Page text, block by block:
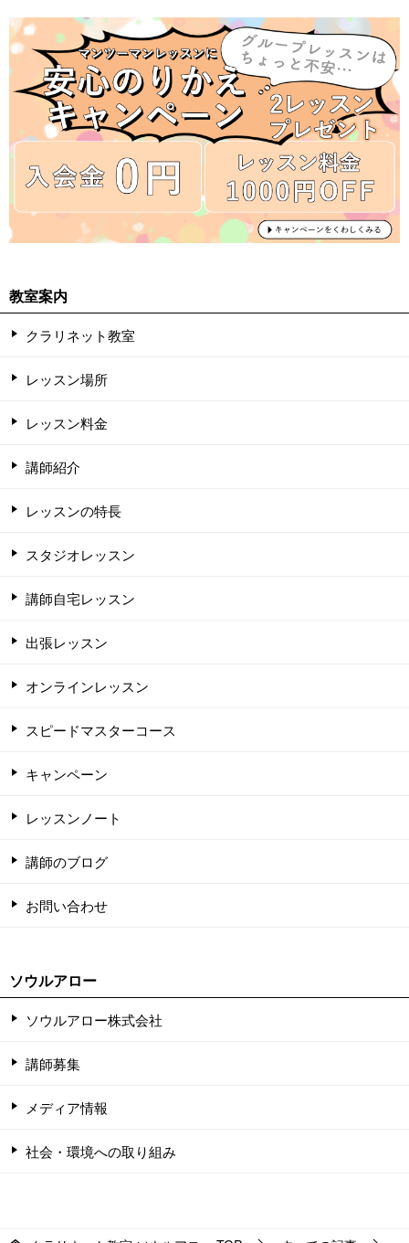
教室案内
クラリネット教室
レッスン場所
レッスン料金
講師紹介
レッスンの特長
スタジオレッスン
講師自宅レッスン
出張レッスン
オンラインレッスン
スピードマスターコース
キャンペーン
レッスンノート
講師のブログ
お問い合わせ
ソウルアロー
ソウルアロー株式会社
講師募集
メディア情報
社会・環境への取り組み